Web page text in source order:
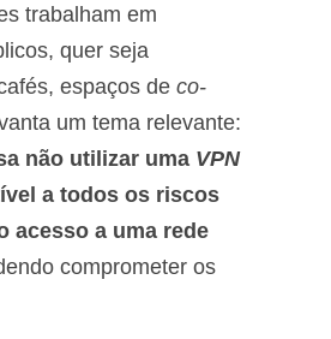
trabalham em
quer seja
espaços de co-
um tema relevante:
não utilizar uma VPN
a todos os riscos
acesso a uma rede
comprometer os